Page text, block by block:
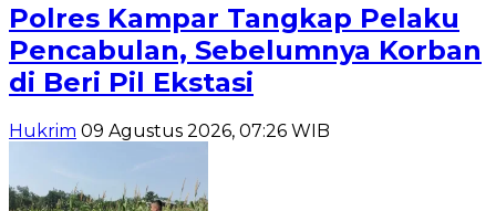
Polres Kampar Tangkap Pelaku
Pencabulan, Sebelumnya Korban
di Beri Pil Ekstasi
Hukrim 09 Agustus 2026, 07:26 WIB